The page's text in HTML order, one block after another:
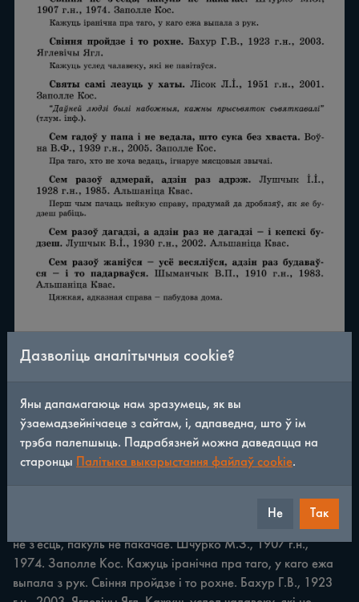
ПРЫКАЗКІ І ПРЫМАЎКІ 93 Свая хатка як родная матка.
Лушчык В.І., 1930 г.н., 2001. Алыпаніца Квас. "Усё любо, у
сё міло там, дзе нарадзіўся й вырас" (тлум. інф.). Свет
вялікі, а падзецца няма дзе. Апуневіч У.С., 1923 г.н., 2001.
Бялавічы Кос. Так кажа чалавек, якога апанавалі няшчасці,
ад якіх ён ніяк не можа пазбавіцца. Свет не без добрых
не з'есць, пакуль не пакачае. Шчурко М.З., 1907 г.н.,
1974. Заполле Кос. Кажуць іранічна пра таго, у каго ежа
выпала з рук. Свіння пройдзе i то рохне. Бахур Г.В., 1923
Дазволіць аналітычныя cookie?
Яны дапамагаюць нам зразумець, як вы
ўзаемадзейнічаеце з сайтам, і, адпаведна, што ў ім
трэба палепшыць. Падрабязней можна даведацца на
старонцы
Палітыка выкарыстання файлаў cookie.
Не Так